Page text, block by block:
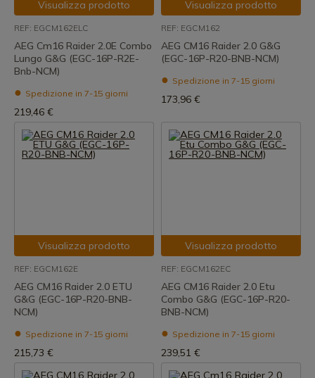
Visualizza prodotto
REF: EGCM162ELC
AEG Cm16 Raider 2.0E Combo
Lungo G&G (EGC-16P-R2E-
Bnb-NCM)
Spedizione in 7-15 giorni
219,46 €
Visualizza prodotto
REF: EGCM162
AEG CM16 Raider 2.0 G&G
(EGC-16P-R20-BNB-NCM)
Spedizione in 7-15 giorni
173,96 €
Visualizza prodotto
REF: EGCM162E
AEG CM16 Raider 2.0 ETU
G&G (EGC-16P-R20-BNB-
NCM)
Spedizione in 7-15 giorni
215,73 €
Visualizza prodotto
REF: EGCM162EC
AEG CM16 Raider 2.0 Etu
Combo G&G (EGC-16P-R20-
BNB-NCM)
Spedizione in 7-15 giorni
239,51 €